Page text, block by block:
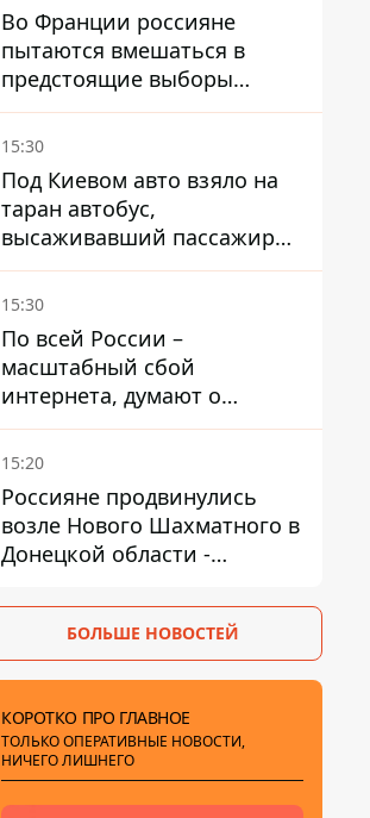
Во Франции россияне
пытаются вмешаться в
предстоящие выборы
президента благодаря
ботам
15:30
Под Киевом авто взяло на
таран автобус,
высаживавший пассажиров
на остановке - пассажир в
больнице
15:30
По всей России –
масштабный сбой
интернета, думают о
причинах
15:20
Россияне продвинулись
возле Нового Шахматного в
Донецкой области -
БОЛЬШЕ НОВОСТЕЙ
КОРОТКО ПРО ГЛАВНОЕ
ТОЛЬКО ОПЕРАТИВНЫЕ НОВОСТИ,
НИЧЕГО ЛИШНЕГО